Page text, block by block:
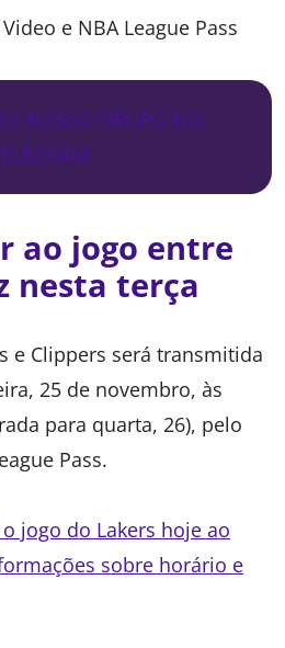
e NBA League Pass
NOSSO GRUPO NO
ao jogo entre
nesta terça
e Clippers será transmitida
25 de novembro, às
para quarta, 26), pelo
Pass.
jogo do Lakers hoje ao
sobre horário e